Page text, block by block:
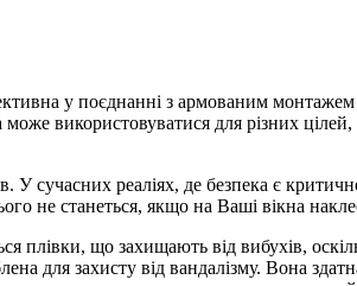
у поєднанні з армованим
використовуватися для різних
У сучасних реаліях, де безпека є
не станеться, якщо на Ваші вікна
плівки, що захищають від вибухів,
для захисту від вандалізму. Вона